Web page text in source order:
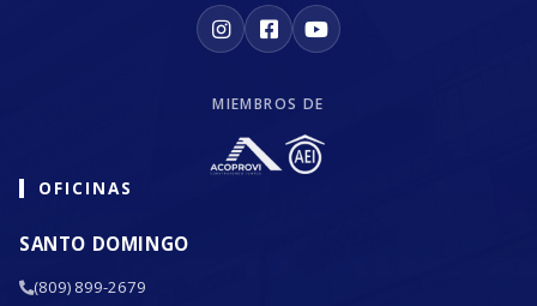
MIEMBROS DE
OFICINAS
SANTO DOMINGO
(809) 899-2679